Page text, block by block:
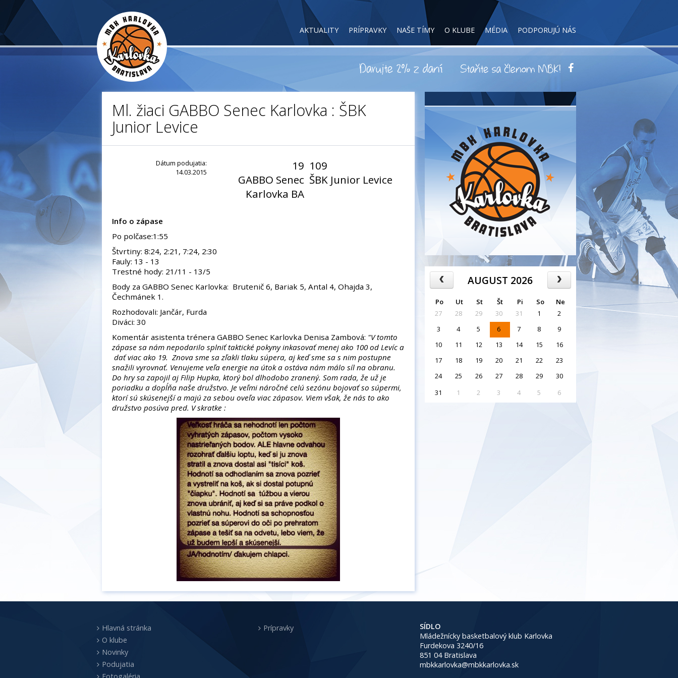
AKTUALITY PRÍPRAVKY NAŠE TÍMY O KLUBE MÉDIA PODPORUJÚ NÁS
Ml. žiaci GABBO Senec Karlovka : ŠBK
Junior Levice
Dátum podujatia:
14.03.2015
19
GABBO Senec
Karlovka BA
109
ŠBK Junior Levice
Info o zápase
Po polčase:1:55
Štvrtiny: 8:24, 2:21, 7:24, 2:30
Fauly: 13 - 13
Trestné hody: 21/11 - 13/5
Body za GABBO Senec Karlovka: Brutenič 6, Bariak 5, Antal 4, Ohajda 3,
Čechmánek 1.
Rozhodovali: Jančár, Furda
Diváci: 30
Komentár asistenta trénera GABBO Senec Karlovka Denisa Zambová: "V tomto
zápase sa nám nepodarilo splniť taktické pokyny inkasovať menej ako 100 od Levíc a
dať viac ako 19. Znova sme sa zľakli tlaku súpera, aj keď sme sa s nim postupne
snažili vyrovnať. Venujeme veľa energie na útok a ostáva nám málo síl na obranu.
Do hry sa zapojil aj Filip Hupka, ktorý bol dlhodobo zranený. Som rada, že už je
poriadku a dopĺňa naše družstvo. Je veľmi náročné celú sezónu bojovať so súpermi,
ktorí sú skúsenejší a majú za sebou oveľa viac zápasov. Viem však, že nás to ako
družstvo posúva pred. V skratke :
AUGUST 2026
Po Ut St Št Pi So
Ne
27
28 29 30 31 1
2
3
4 5 6 7 8
9
10
11 12 13 14 15
16
17
18 19 20 21 22
23
24
25 26 27 28 29
30
31
1 2 3 4 5 6
Hlavná stránka
O klube
Novinky
Podujatia
Prípravky
SÍDLO
Mládežnícky basketbalový klub Karlovka
Furdekova 3240/16
851 04 Bratislava
mbkkarlovka@mbkkarlovka.sk